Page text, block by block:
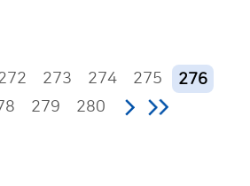
273 274 275
276
279 280